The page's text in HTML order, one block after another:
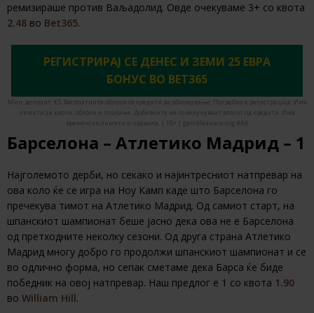
ремизираше против Ваљадолид. Овде очекуваме 3+ со квота
2.48 во Bet365.
РЕГИСТРИРАЈ СЕ ДЕНЕС И ЗЕМИ 25 ЕВРА
БОНУС ВО BET365
Мин. депозит: €5. Бесплатните облози се кредити за обложување. Потребна е регистрација. Има
лимити за квоти, облози и плаќање. Добивките не го вклучуваат влогот од кредити. Има
временски лимити и правила. | 18+ | gambleaware.org #Ad
Барселона – Атлетико Мадрид – 1
Најголемото дерби, но секако и најинтресниот натпревар на
ова коло ќе се игра на Ноу Камп каде што Барселона го
пречекува тимот на Атлетико Мадрид. Од самиот старт, на
шпанскиот шампионат беше јасно дека ова не е Барселона
од претходните неколку сезони. Од друга страна Атлетико
Мадрид многу добро го продолжи шпанскиот шампионат и се
во одлично форма, но сепак сметаме дека Барса ќе биде
победник на овој натпревар. Наш предлог е 1 со квота 1.90
во William Hill.